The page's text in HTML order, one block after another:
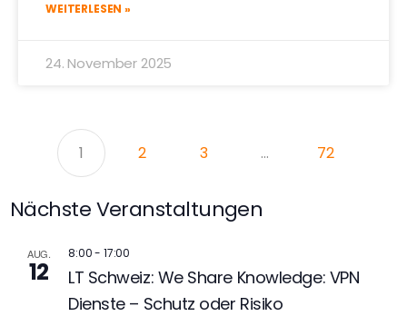
WEITERLESEN »
24. November 2025
1 2 3 … 72
Nächste Veranstaltungen
AUG.
12
8:00- 17:00
LT Schweiz: We Share Knowledge: VPN
Dienste – Schutz oder Risiko